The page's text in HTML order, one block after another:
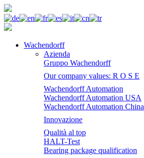
Wachendorff
Azienda
Gruppo Wachendorff
Our company values: R O S E
Wachendorff Automation
Wachendorff Automation USA
Wachendorff Automation China
Innovazione
Qualità al top
HALT-Test
Bearing package qualification